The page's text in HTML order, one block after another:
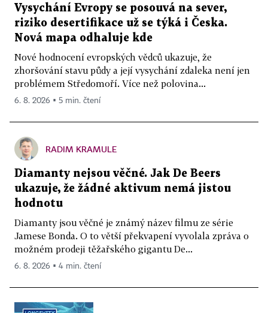
Vysychání Evropy se posouvá na sever,
riziko desertifikace už se týká i Česka.
Nová mapa odhaluje kde
Nové hodnocení evropských vědců ukazuje, že
zhoršování stavu půdy a její vysychání zdaleka není jen
problémem Středomoří. Více než polovina...
6. 8. 2026 ▪ 5 min. čtení
RADIM KRAMULE
Diamanty nejsou věčné. Jak De Beers
ukazuje, že žádné aktivum nemá jistou
hodnotu
Diamanty jsou věčné je známý název filmu ze série
Jamese Bonda. O to větší překvapení vyvolala zpráva o
možném prodeji těžařského gigantu De...
6. 8. 2026 ▪ 4 min. čtení